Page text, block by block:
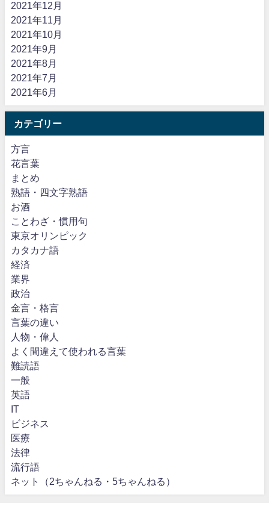
2021年12月
2021年11月
2021年10月
2021年9月
2021年8月
2021年7月
2021年6月
カテゴリー
方言
花言葉
まとめ
熟語・四文字熟語
お酒
ことわざ・慣用句
東京オリンピック
カタカナ語
経済
業界
政治
金言・格言
言葉の違い
人物・偉人
よく間違えて使われる言葉
難読語
一般
英語
IT
ビジネス
医療
法律
流行語
ネット（2ちゃんねる・5ちゃんねる）